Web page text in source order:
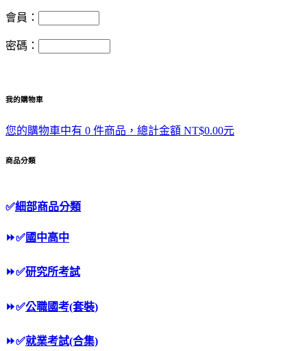
會員：
密碼：
我的購物車
您的購物車中有 0 件商品，總計金額 NT$0.00元
商品分類
✅細部商品分類
⏩✅國中高中
⏩✅研究所考試
⏩✅公職國考(套裝)
⏩✅就業考試(合集)